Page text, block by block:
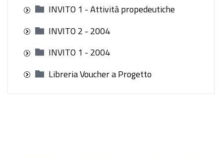
INVITO 1 - Attività propedeutiche
INVITO 2 - 2004
INVITO 1 - 2004
Libreria Voucher a Progetto